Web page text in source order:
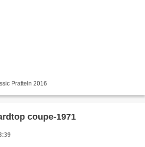
Pratteln 2016
coupe-1971